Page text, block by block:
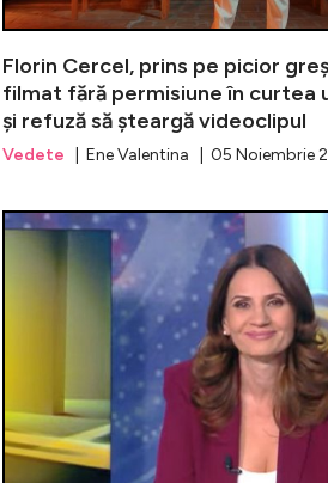
Florin Cercel, prins pe picior
filmat fără permisiune în curtea
și refuză să șteargă videoclipul
Vedete | Ene Valentina | 05 Noiembrie
se complică! Un tânăr